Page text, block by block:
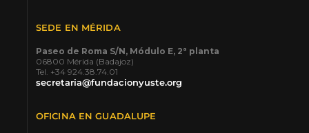
SEDE EN MÉRIDA
Paseo de Roma S/N, Módulo E, 2ª planta
06800 Mérida (Badajoz)
Tel. +34 924.38.74.01
secretaria@fundacionyuste.org
OFICINA EN GUADALUPE